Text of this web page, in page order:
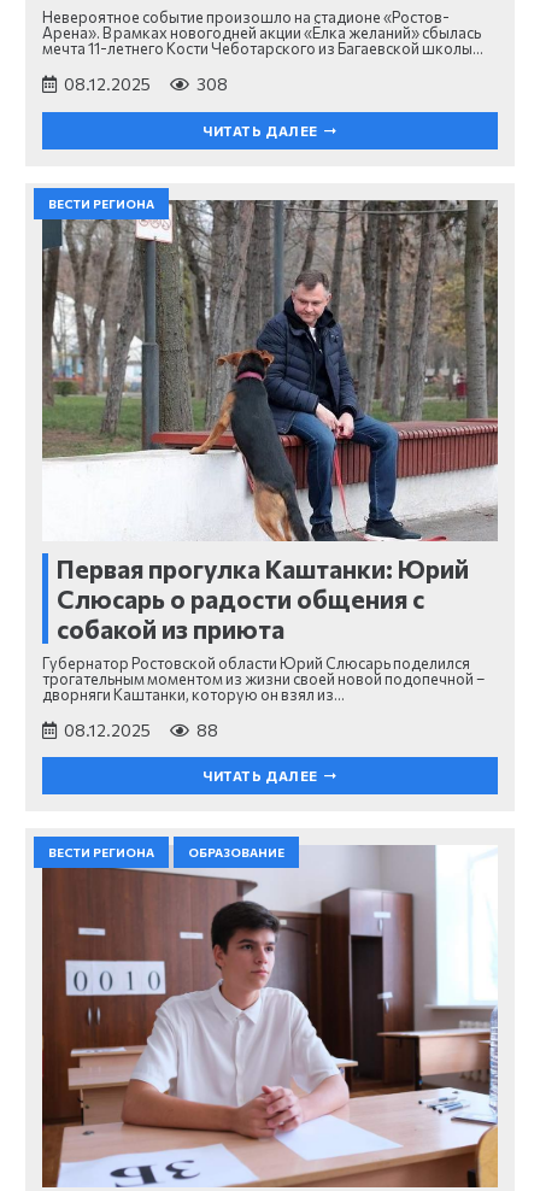
Невероятное событие произошло на стадионе «Ростов-
Арена». В рамках новогодней акции «Ёлка желаний» сбылась
мечта 11-летнего Кости Чеботарского из Багаевской школы…
08.12.2025 308
ЧИТАТЬ ДАЛЕЕ
ВЕСТИ РЕГИОНА
Первая прогулка Каштанки: Юрий
Слюсарь о радости общения с
собакой из приюта
Губернатор Ростовской области Юрий Слюсарь поделился
трогательным моментом из жизни своей новой подопечной –
дворняги Каштанки, которую он взял из…
08.12.2025 88
ЧИТАТЬ ДАЛЕЕ
ВЕСТИ РЕГИОНА ОБРАЗОВАНИЕ